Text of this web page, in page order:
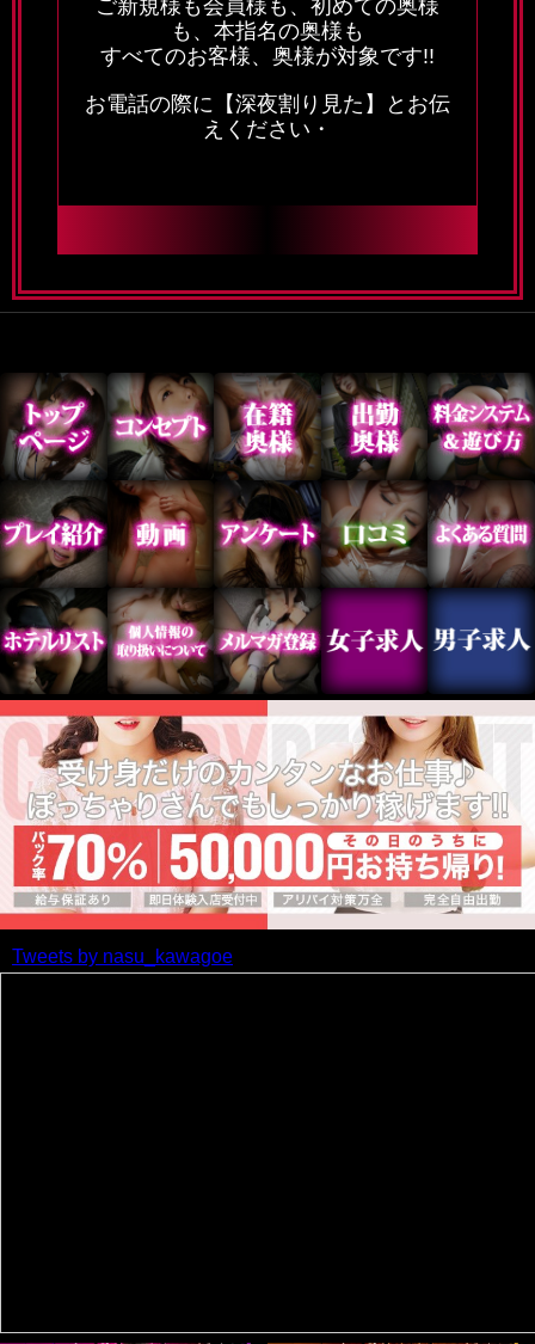
ご新規様も会員様も、初めての奥様
も、本指名の奥様も
すべてのお客様、奥様が対象です!!
お電話の際に【深夜割り見た】とお伝
えください・
Tweets by nasu_kawagoe